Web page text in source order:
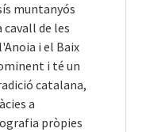
muntanyós
cavall de les
i el Baix
i té un
catalana,
a
pròpies